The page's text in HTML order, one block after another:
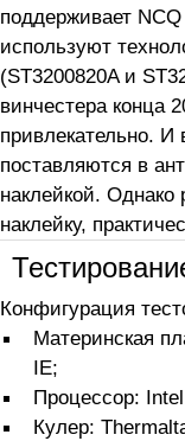
поддерживает
используют
(ST3200820A и
винчестера конца
привлекательно.
поставляются в
наклейкой. Однако
наклейку,
Конфигурация
Материнская
IE;
Процессор:
Кулер: